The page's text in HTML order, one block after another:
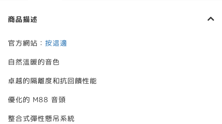
商品描述
官方網站： 按這邊
自然溫暖的音色
卓越的隔離度和抗回饋性能
優化的 M88 音頭
整合式彈性懸吊系統